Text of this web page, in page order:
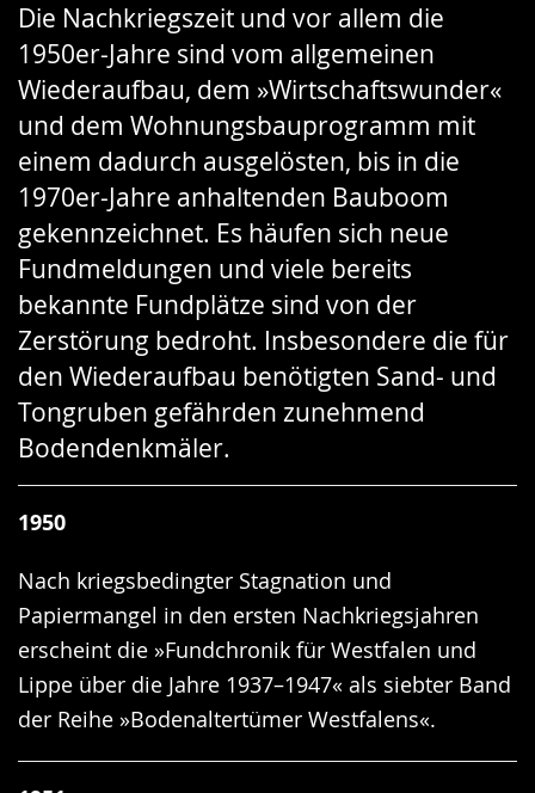
Die Nachkriegszeit und vor allem die
1950er-Jahre sind vom allgemeinen
Wiederaufbau, dem »Wirtschaftswunder«
und dem Wohnungsbauprogramm mit
einem dadurch ausgelösten, bis in die
1970er-Jahre anhaltenden Bauboom
gekennzeichnet. Es häufen sich neue
Fundmeldungen und viele bereits
bekannte Fundplätze sind von der
Zerstörung bedroht. Insbesondere die für
den Wiederaufbau benötigten Sand- und
Tongruben gefährden zunehmend
Bodendenkmäler.
1950
Nach kriegsbedingter Stagnation und
Papiermangel in den ersten Nachkriegsjahren
erscheint die »Fundchronik für Westfalen und
Lippe über die Jahre 1937–1947« als siebter Band
der Reihe »Bodenaltertümer Westfalens«.
wechseln.
Deutscher
Gebärdensprache
wird
angezeigt.